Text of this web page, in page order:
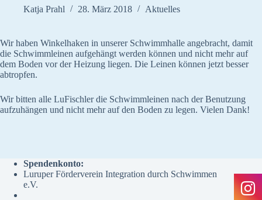
Katja Prahl 28. März 2018 Aktuelles
Wir haben Winkelhaken in unserer Schwimmhalle angebracht, damit
die Schwimmleinen aufgehängt werden können und nicht mehr auf
dem Boden vor der Heizung liegen. Die Leinen können jetzt besser
abtropfen.
Wir bitten alle LuFischler die Schwimmleinen nach der Benutzung
aufzuhängen und nicht mehr auf den Boden zu legen. Vielen Dank!
Spendenkonto:
Luruper Förderverein Integration durch Schwimmen
e.V.